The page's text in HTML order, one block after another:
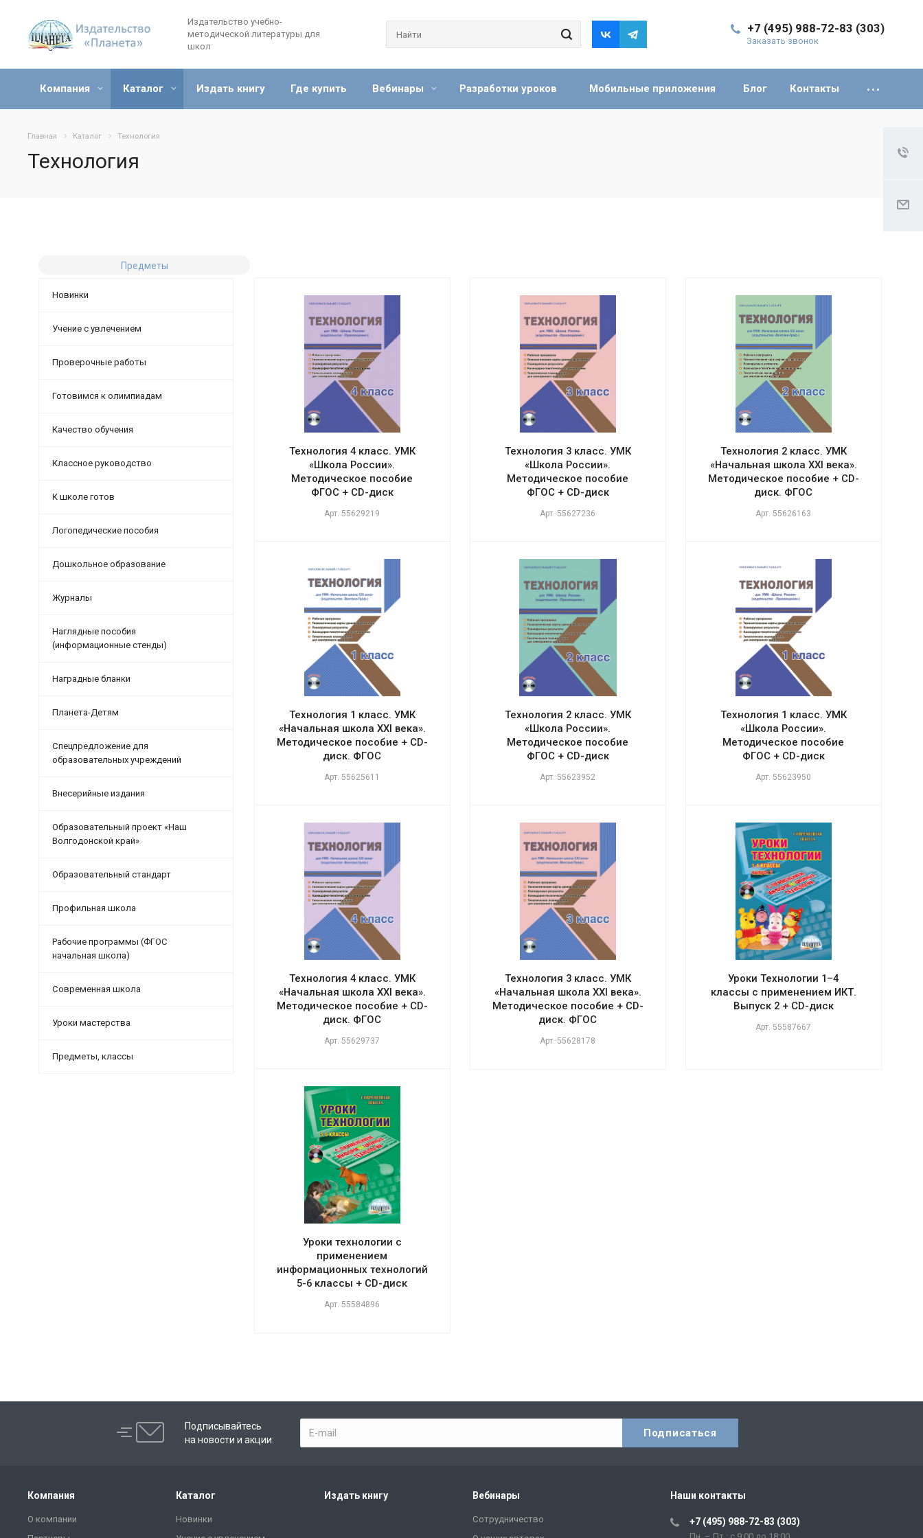
Издательство учебно-
методической литературы для
школ
+7 (495) 988-72-83 (303)
Заказать звонок
Компания Каталог Издать книгу Где купить Вебинары Разработки уроков Мобильные приложения Блог Контакты
Главная Каталог Технология
Технология
Предметы
Новинки
Учение с увлечением
Проверочные работы
Готовимся к олимпиадам
Качество обучения
Классное руководство
К школе готов
Логопедические пособия
Дошкольное образование
Журналы
Наглядные пособия
(информационные стенды)
Наградные бланки
Планета-Детям
Спецпредложение для
образовательных учреждений
Внесерийные издания
Образовательный проект «Наш
Волгодонской край»
Образовательный стандарт
Профильная школа
Рабочие программы (ФГОС
начальная школа)
Современная школа
Уроки мастерства
Предметы, классы
Технология 4 класс. УМК
«Школа России».
Методическое пособие
ФГОС + CD-диск
Арт. 55629219
Технология 3 класс. УМК
«Школа России».
Методическое пособие
ФГОС + CD-диск
Арт. 55627236
Технология 2 класс. УМК
«Начальная школа XXI века».
Методическое пособие + CD-
диск. ФГОС
Арт. 55626163
Технология 1 класс. УМК
«Начальная школа XXI века».
Методическое пособие + CD-
диск. ФГОС
Арт. 55625611
Технология 2 класс. УМК
«Школа России».
Методическое пособие
ФГОС + CD-диск
Арт. 55623952
Технология 1 класс. УМК
«Школа России».
Методическое пособие
ФГОС + CD-диск
Арт. 55623950
Технология 4 класс. УМК
«Начальная школа XXI века».
Методическое пособие + CD-
диск. ФГОС
Арт. 55629737
Технология 3 класс. УМК
«Начальная школа XXI века».
Методическое пособие + CD-
диск. ФГОС
Арт. 55628178
Уроки Технологии 1–4
классы с применением ИКТ.
Выпуск 2 + CD-диск
Арт. 55587667
Уроки технологии с
применением
информационных технологий
5-6 классы + CD-диск
Арт. 55584896
Подписывайтесь
на новости и акции:
Компания
О компании
Каталог
Новинки
Издать книгу Вебинары
Сотрудничество
Наши контакты
+7 (495) 988-72-83 (303)